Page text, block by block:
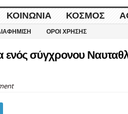
ΚΟΙΝΩΝΊΑ ΚΌΣΜΟΣ
ΌΡΟΙ ΧΡΉΣΗΣ
ενός σύγχρονου